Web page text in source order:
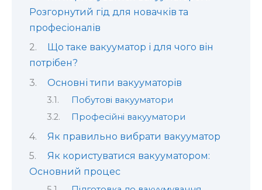
Розгорнутий гід для новачків та
професіоналів
Що таке вакууматор і для чого він
потрібен?
Основні типи вакууматорів
Побутові вакууматори
Професійні вакууматори
Як правильно вибрати вакууматор
Як користуватися вакууматором:
Основний процес